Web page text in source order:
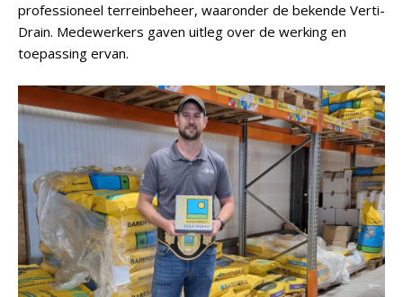
professioneel terreinbeheer, waaronder de bekende Verti-
Drain. Medewerkers gaven uitleg over de werking en
toepassing ervan.